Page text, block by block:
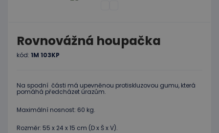
Rovnovážná houpačka
kód: 1M 103KP
Na spodní části má upevněnou protiskluzovou gumu, která
pomáhá předcházet úrazům.
Maximální nosnost: 60 kg.
Rozměr: 55 x 24 x 15 cm (D x Š x V).